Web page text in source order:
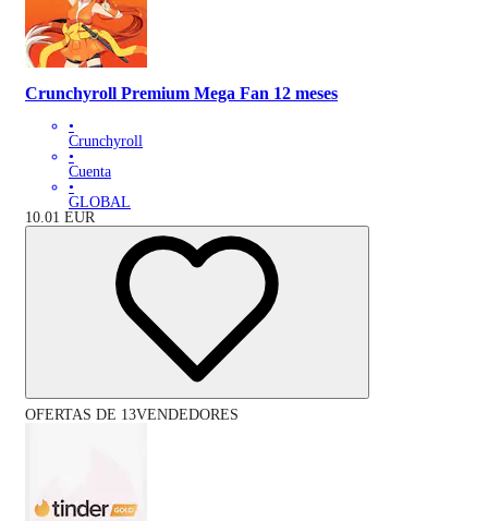
Crunchyroll Premium Mega Fan 12 meses
•
Crunchyroll
•
Cuenta
•
GLOBAL
10.01 EUR
OFERTAS DE 13VENDEDORES